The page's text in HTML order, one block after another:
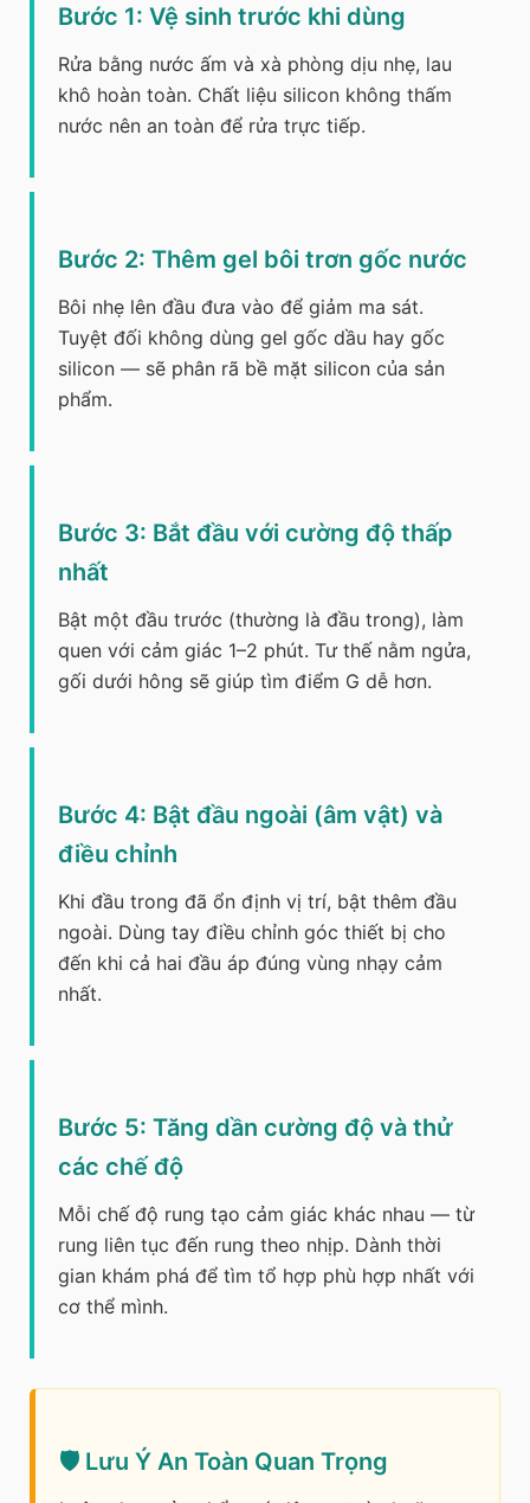
Bước 1: Vệ sinh trước khi dùng
Rửa bằng nước ấm và xà phòng dịu nhẹ, lau
khô hoàn toàn. Chất liệu silicon không thấm
nước nên an toàn để rửa trực tiếp.
Bước 2: Thêm gel bôi trơn gốc nước
Bôi nhẹ lên đầu đưa vào để giảm ma sát.
Tuyệt đối không dùng gel gốc dầu hay gốc
silicon — sẽ phân rã bề mặt silicon của sản
phẩm.
Bước 3: Bắt đầu với cường độ thấp
nhất
Bật một đầu trước (thường là đầu trong), làm
quen với cảm giác 1–2 phút. Tư thế nằm ngửa,
gối dưới hông sẽ giúp tìm điểm G dễ hơn.
Bước 4: Bật đầu ngoài (âm vật) và
điều chỉnh
Khi đầu trong đã ổn định vị trí, bật thêm đầu
ngoài. Dùng tay điều chỉnh góc thiết bị cho
đến khi cả hai đầu áp đúng vùng nhạy cảm
nhất.
Bước 5: Tăng dần cường độ và thử
các chế độ
Mỗi chế độ rung tạo cảm giác khác nhau — từ
rung liên tục đến rung theo nhịp. Dành thời
gian khám phá để tìm tổ hợp phù hợp nhất với
cơ thể mình.
🛡️ Lưu Ý An Toàn Quan Trọng